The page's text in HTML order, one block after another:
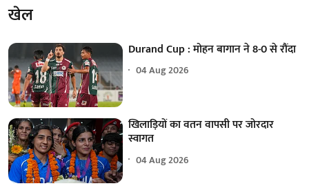
खेल
Durand Cup : मोहन बागान ने 8-0 से रौंदा
04 Aug 2026
खिलाड़ियों का वतन वापसी पर जोरदार
स्वागत
04 Aug 2026